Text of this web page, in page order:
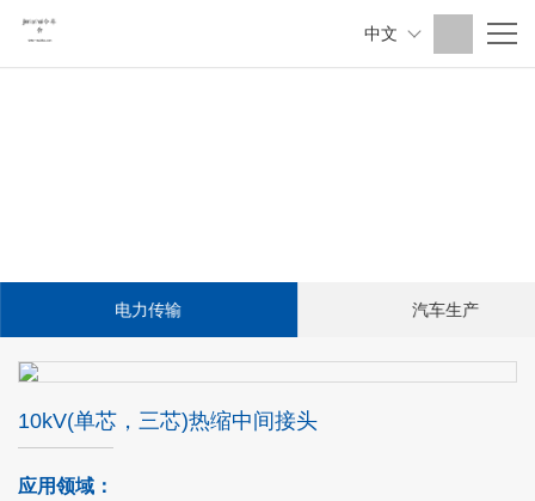
中文
电力传输 汽车生产
10kV(单芯，三芯)热缩中间接头
应用领域：